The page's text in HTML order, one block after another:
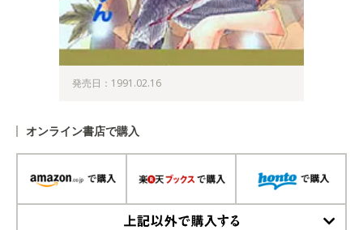
発売日：1991.02.16
オンライン書店で購入